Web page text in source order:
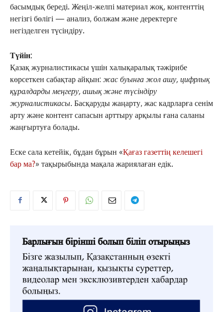
басымдық береді. Жеңіл-желпі материал жоқ, контенттің
негізгі бөлігі — анализ, болжам және деректерге
негізделген түсіндіру.
Түйін:
Қазақ журналистикасы үшін халықаралық тәжірибе
көрсеткен сабақтар айқын: жас буынға жол ашу, цифрлық
құралдарды меңгеру, ашық және түсіндіру
журналистикасы. Басқаруды жаңарту, жас кадрларға сенім
арту және контент сапасын арттыру арқылы ғана саланы
жаңғыртуға болады.
Еске сала кетейік, бұдан бұрын «Қағаз газеттің келешегі
бар ма?» тақырыбында мақала жариялаған едік.